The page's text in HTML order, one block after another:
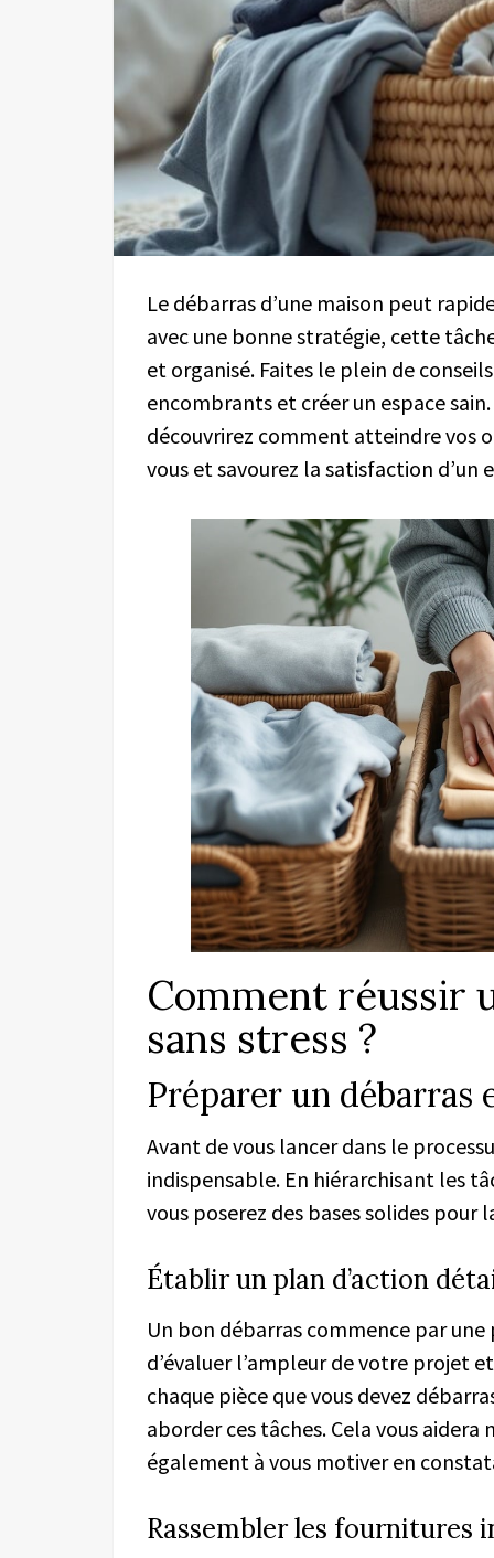
Le débarras d’une maison peut
avec une bonne stratégie, cette
et organisé. Faites le plein de
encombrants et créer un espace
découvrirez comment atteindre vos
vous et savourez la satisfaction
Comment réussir
sans stress ?
Préparer un débarras
Avant de vous lancer dans le
indispensable. En hiérarchisant les
vous poserez des bases solides pour
Établir un plan d’action
Un bon débarras commence par
d’évaluer l’ampleur de votre projet
chaque pièce que vous devez
aborder ces tâches. Cela vous
également à vous motiver en
Rassembler les fournitures